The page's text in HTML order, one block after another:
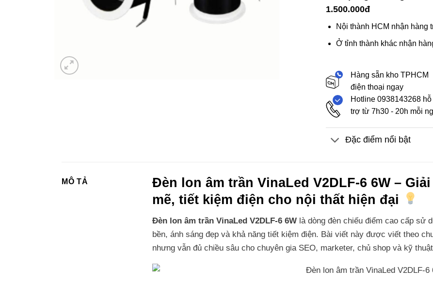
1.500.000đ
Nội thành HCM nhận hàng
Ở tỉnh thành khác nhận
Hàng sẵn kho TPHCM
điện thoại ngay
Hotline 0938143268 hỗ
trợ từ 7h30 - 20h mỗi
Đặc điểm nổi bật
MÔ TẢ
Đèn lon âm trần VinaLed V2DLF-6 6W –
mẽ, tiết kiệm điện cho nội thất hiện đại
Đèn lon âm trần VinaLed V2DLF-6 6Wlà dòng đèn chiếu điểm cao cấp sử
bền, ánh sáng đẹp và khả năng tiết kiệm điện. Bài viết này được viết theo
nhưng vẫn đủ chiều sâu cho chuyên gia SEO, marketer, chủ shop và kỹ